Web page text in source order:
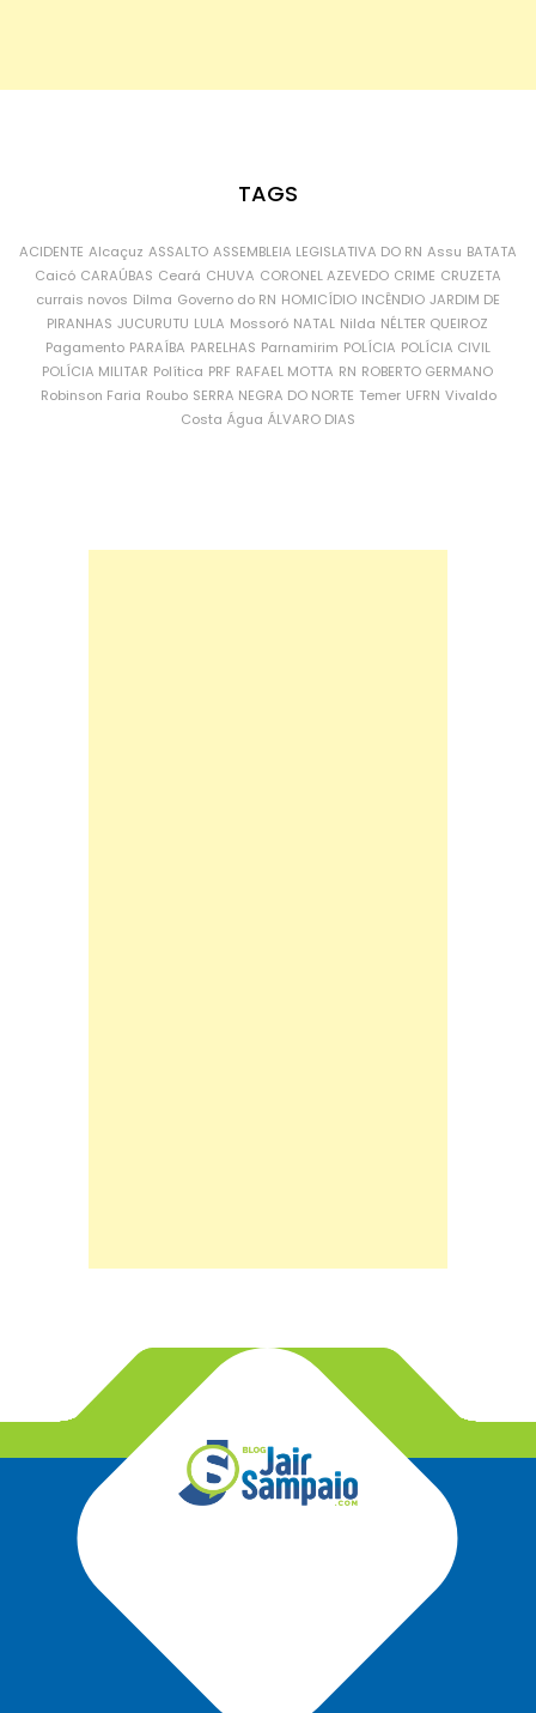
TAGS
ACIDENTE Alcaçuz ASSALTO ASSEMBLEIA LEGISLATIVA DO RN Assu BATATA
Caicó CARAÚBAS Ceará CHUVA CORONEL AZEVEDO CRIME CRUZETA
currais novos Dilma Governo do RN HOMICÍDIO INCÊNDIO JARDIM DE
PIRANHAS JUCURUTU LULA Mossoró NATAL Nilda NÉLTER QUEIROZ
Pagamento PARAÍBA PARELHAS Parnamirim POLÍCIA POLÍCIA CIVIL
POLÍCIA MILITAR Política PRF RAFAEL MOTTA RN ROBERTO GERMANO
Robinson Faria Roubo SERRA NEGRA DO NORTE Temer UFRN Vivaldo
Costa Água ÁLVARO DIAS